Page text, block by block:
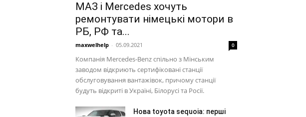
МАЗ і Mercedes хочуть
ремонтувати німецькі мотори в
РБ, РФ та...
maxwelhelp - 05.09.2021 0
Компанія Mercedes-Benz спільно з Мінським
заводом відкриють сертифіковані станції
обслуговування вантажівок, причому станції
будуть відкриті в Україні, Білорусі та Росії.
Нова toyota sequoia: перші